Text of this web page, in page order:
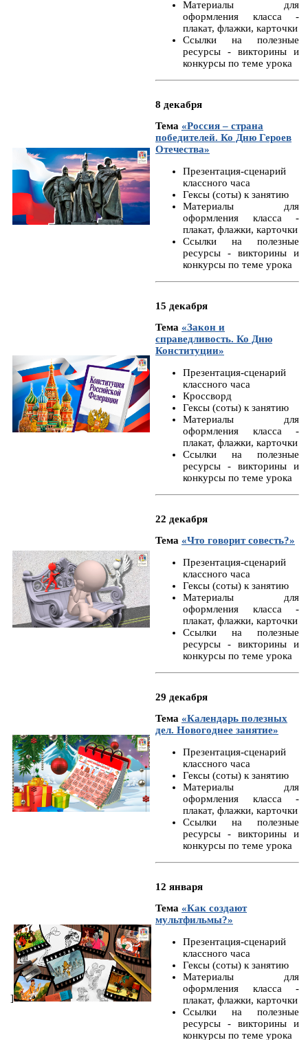
Материалы для
оформления класса -
плакат, флажки, карточки
Ссылки на полезные
ресурсы - викторины и
конкурсы по теме урока
8 декабря
Тема «Россия – страна
победителей. Ко Дню Героев
Отечества»
Презентация-сценарий
классного часа
Гексы (соты) к занятию
Материалы для
оформления класса -
плакат, флажки, карточки
Ссылки на полезные
ресурсы - викторины и
конкурсы по теме урока
15 декабря
Тема «Закон и
справедливость. Ко Дню
Конституции»
Презентация-сценарий
классного часа
Кроссворд
Гексы (соты) к занятию
Материалы для
оформления класса -
плакат, флажки, карточки
Ссылки на полезные
ресурсы - викторины и
конкурсы по теме урока
22 декабря
Тема «Что говорит совесть?»
Презентация-сценарий
классного часа
Гексы (соты) к занятию
Материалы для
оформления класса -
плакат, флажки, карточки
Ссылки на полезные
ресурсы - викторины и
конкурсы по теме урока
29 декабря
Тема «Календарь полезных
дел. Новогоднее занятие»
Презентация-сценарий
классного часа
Гексы (соты) к занятию
Материалы для
оформления класса -
плакат, флажки, карточки
Ссылки на полезные
ресурсы - викторины и
конкурсы по теме урока
]
12 января
Тема «Как создают
мультфильмы?»
Презентация-сценарий
классного часа
Гексы (соты) к занятию
Материалы для
оформления класса -
плакат, флажки, карточки
Ссылки на полезные
ресурсы - викторины и
конкурсы по теме урока